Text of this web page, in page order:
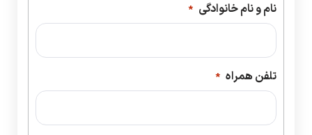
نام و نام خانوادگی *
تلفن همراه *